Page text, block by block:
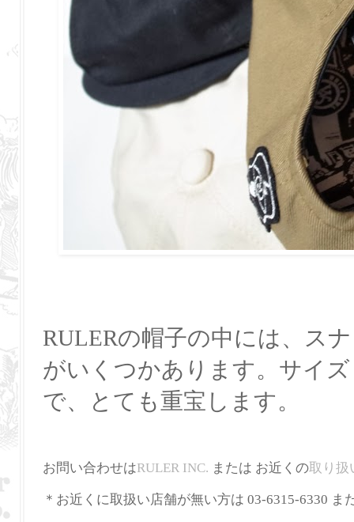
RULERの帽子の中には、ス
がいくつかあります。サイ
で、とても重宝します。
お問い合わせはRULER INC. または お近くの取り扱
＊お近くに取扱い店舗が無い方は 03-6315-6330 ま